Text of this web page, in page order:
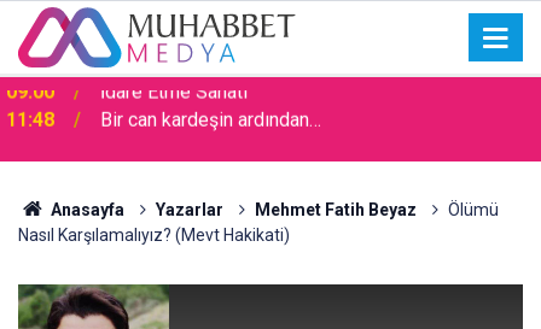
11:48 Bir can kardeşin ardından…
Anasayfa Yazarlar Mehmet Fatih Beyaz
Ölümü
Nasıl Karşılamalıyız? (Mevt Hakikati)